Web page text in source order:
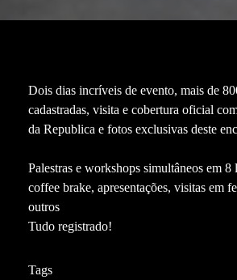
Dois dias incríveis de evento, mais de
cadastradas, visita e cobertura oficial
da Republica e fotos exclusivas deste
Palestras e workshops simultâneos em 8
coffee brake, apresentações, visitas em
outros
Tudo registrado!
Tags